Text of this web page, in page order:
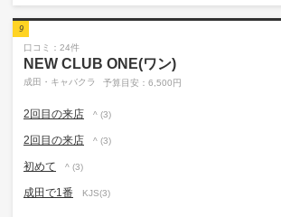
9
口コミ：24件
NEW CLUB ONE(ワン)
成田・キャバクラ 予算目安：6,500円
2回目の来店 ^ (3)
2回目の来店 ^ (3)
初めて ^ (3)
成田で1番 KJS(3)